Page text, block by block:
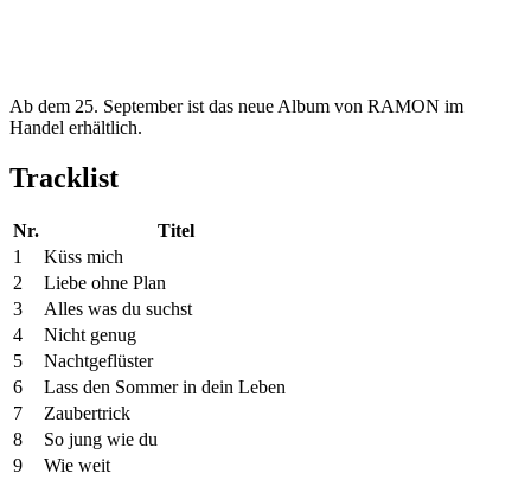
Ab dem 25. September ist das neue Album von RAMON im
Handel erhältlich.
Tracklist
Nr.
Titel
1
Küss mich
2
Liebe ohne Plan
3
Alles was du suchst
4
Nicht genug
5
Nachtgeflüster
6
Lass den Sommer in dein Leben
7
Zaubertrick
8
So jung wie du
9
Wie weit